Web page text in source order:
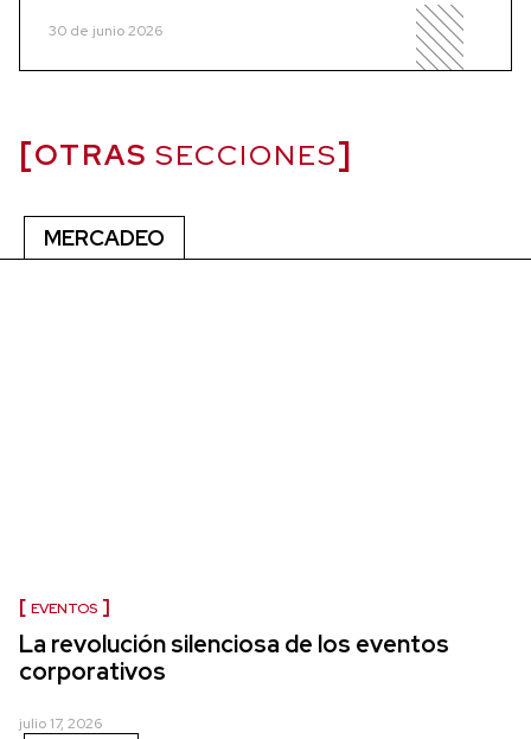
30 de junio 2026
OTRAS SECCIONES
MERCADEO
EVENTOS
La revolución silenciosa de los eventos
corporativos
julio 17, 2026